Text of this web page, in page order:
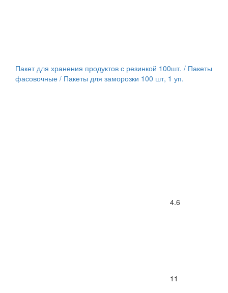
Пакет для хранения продуктов с резинкой 100шт. / Пакеты
фасовочные / Пакеты для заморозки 100 шт, 1 уп.
4.6
11